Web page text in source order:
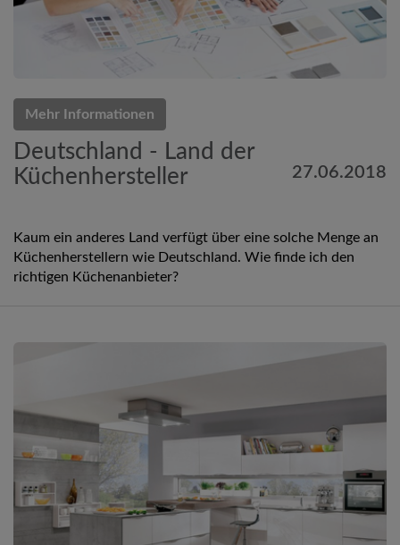
Mehr Informationen
Deutschland - Land der
Küchenhersteller
27.06.2018
Kaum ein anderes Land verfügt über eine solche Menge an
Küchenherstellern wie Deutschland. Wie finde ich den
richtigen Küchenanbieter?